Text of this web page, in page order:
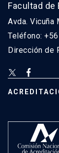
Facultad de
Avda. Vicuña
Teléfono:
Dirección de